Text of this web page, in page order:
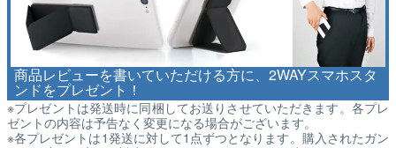
商品レビューを書いていただける方に、2WAYスマホスタ
ンドをプレゼント！
※プレゼントは発送時に同梱してお送りさせていただきます。各プレ
ゼントの内容は予告なく変更になる場合がございます。
※各プレゼントは1発送に対して1点ずつとなります。購入されたガン